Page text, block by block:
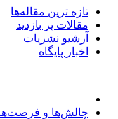
تازه ‌ترین مقاله‌ها
مقالات پر بازدید
آرشیو نشریات
اخبار پایگاه
چالش‌ها و